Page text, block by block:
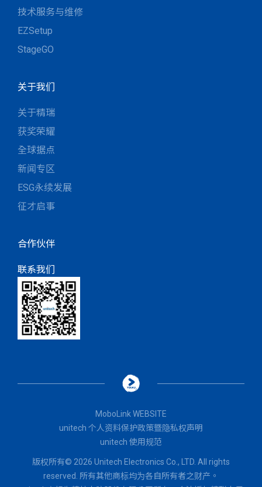
技术服务与维修
EZSetup
StageGO
关于我们
关于精瑞
获奖荣耀
全球据点
新闻专区
ESG永续发展
征才启事
合作伙伴
联系我们
MoboLink WEBSITE
unitech 个人资料保护政策暨隐私权声明
unitech 使用规范
版权所有© 2026 Unitech Electronics Co., LTD. All rights
reserved. 所有其他商标均为各自所有者之财产。